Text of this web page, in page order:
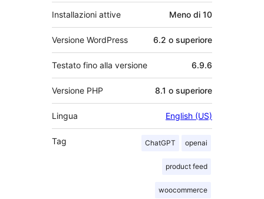
Installazioni attive Meno di 10
Versione WordPress 6.2 o superiore
Testato fino alla versione 6.9.6
Versione PHP 8.1 o superiore
Lingua English (US)
Tag ChatGPT openai
product feed
woocommerce